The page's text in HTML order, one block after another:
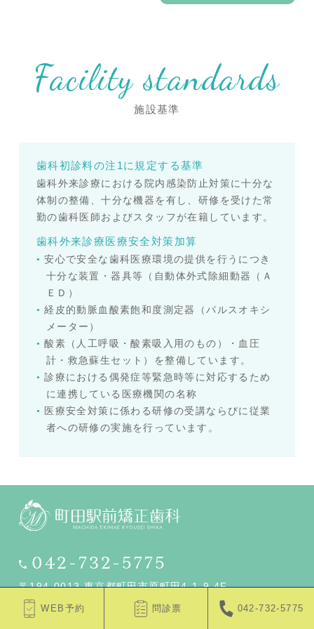
WEB予約 問診票 042-732-5775
施設基準
Facility standards
歯科初診料の注1に規定する基準
歯科外来診療における院内感染防止対策に十分な
体制の整備、十分な機器を有し、研修を受けた常
勤の歯科医師およびスタッフが在籍しています。
歯科外来診療医療安全対策加算
安心で安全な歯科医療環境の提供を行うにつき
十分な装置・器具等（自動体外式除細動器（Ａ
ＥＤ）
経皮的動脈血酸素飽和度測定器（パルスオキシ
メーター）
酸素（人工呼吸・酸素吸入用のもの）・血圧
計・救急蘇生セット）を整備しています。
診療における偶発症等緊急時等に対応するため
に連携している医療機関の名称
医療安全対策に係わる研修の受講ならびに従業
者への研修の実施を行っています。
042-732-5775
〒194-0013 東京都町田市原町田4-1-9 4F